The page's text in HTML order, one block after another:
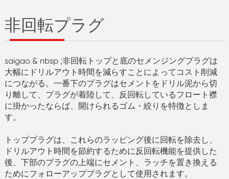
非回転プラグ
saigao & nbsp ;非回転トップと底のセメンジングプラグは
大幅にドリルアウト時間を減らすことによってコスト削減
につながる。一番下のプラグはセメントをドリル泥から切
り離して、プラグが着陸して、反回転しているフロート襟
に掛かったならば、開けられるゴム・絞りを特徴としま
す。
トッププラグは、これらのラッピング後に回転を除去し、
ドリルアウト時間を節約するために反回転機能を提供した
後、下部のプラグの上端にセメント、ラッチを置き換える
ためにフォローアッププラグとして使用されます。